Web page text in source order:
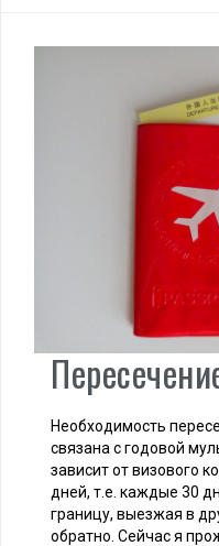
Необходимость
связана с годовой
зависит от визового
дней, т.е. каждые 30
границу, выезжая в
обратно. Сейчас я